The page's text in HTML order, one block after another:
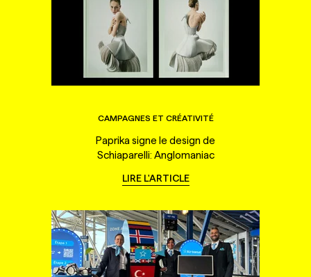
CAMPAGNES ET CRÉATIVITÉ
Paprika signe le design de
Schiaparelli: Anglomaniac
LIRE L'ARTICLE